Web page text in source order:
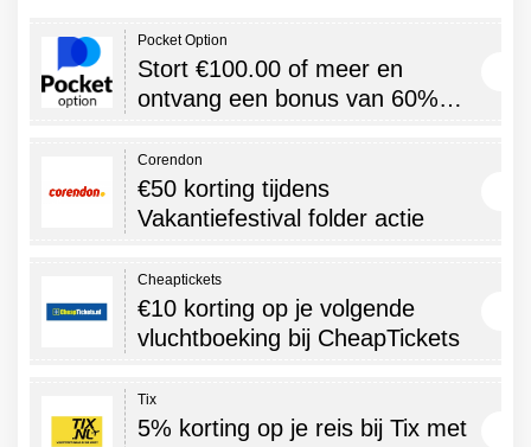
Pocket Option
Stort €100.00 of meer en
ontvang een bonus van 60%…
Corendon
€50 korting tijdens
Vakantiefestival folder actie
Cheaptickets
€10 korting op je volgende
vluchtboeking bij CheapTickets
Tix
5% korting op je reis bij Tix met